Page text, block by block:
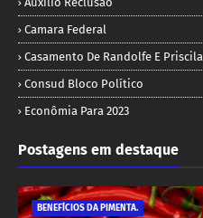
Camara Federal
Casamento De Randolfe E Priscila
Consud Bloco Político
Econômia Para 2023
Postagens em destaque
BENEFÍCIOS DA PIMENTA.